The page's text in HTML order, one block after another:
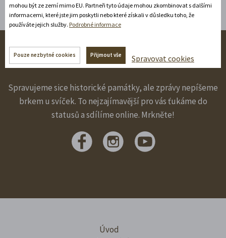
Sledujte nás na sítích!
Spravujeme sice historické památky, ale zprávy nepíšeme
brkem u svíček. To nejzajímavější pro vás ťukáme do
statusů a sdílíme online. Mrkněte!
Úvod
mohou být ze zemí mimo EU. Partneři tyto údaje mohou zkombinovat s dalšími
informacemi, které jste jim poskytli nebo které získali v důsledku toho, že
používáte jejich služby. Podrobné informace
Pouze nezbytné cookies Přijmout vše Spravovat cookies